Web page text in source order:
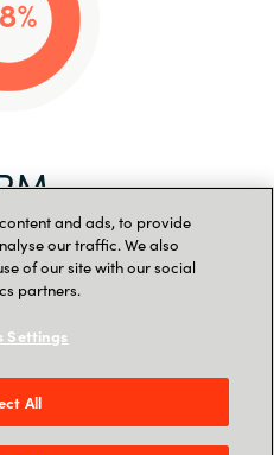
CRM informacija
en-
index/copilots-
about-generative-ai-
and ads, to provide
our traffic. We also
of our site with our social
partners.
Settings
All